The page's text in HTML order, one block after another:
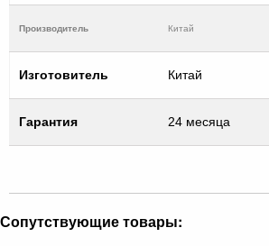
Производитель Китай
Изготовитель Китай
Гарантия 24 месяца
Сопутствующие товары: